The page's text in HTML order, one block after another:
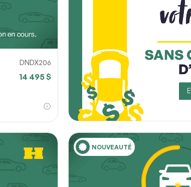
DNDX206
14 495 $
NOUVEAUTÉ